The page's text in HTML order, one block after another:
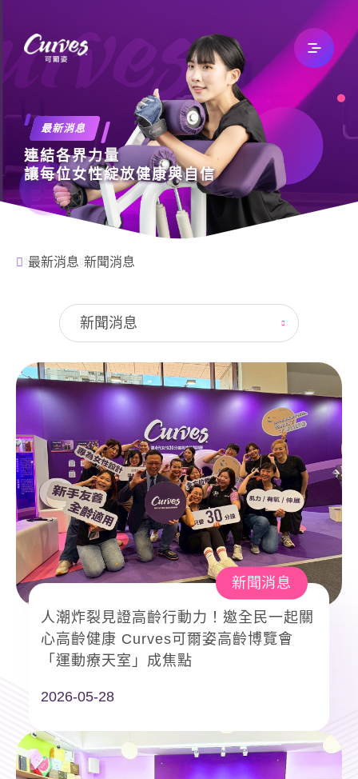
最新消息
文章專欄
加入我們
永續企業
分店據點
常見問題
聯絡我們
最新消息
連結各界力量
讓每位女性綻放健康與自信
最新消息 新聞消息
新聞消息
新聞消息
人潮炸裂見證高齡行動力！邀全民一起關
心高齡健康 Curves可爾姿高齡博覽會
「運動療天室」成焦點
2026-05-28